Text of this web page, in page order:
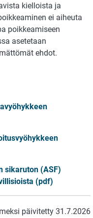
kielloista ja
ei aiheuta
poikkeamiseen
asetetaan
ehdot.
sikaruton (ASF)
(pdf)
päivitetty 31.7.2026